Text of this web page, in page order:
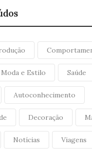
Moda e Estilo Saúde
Autoconhecimento
Decoração
Notícias Viagens